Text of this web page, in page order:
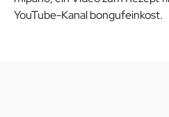
YouTube-Kanal bongufeinkost.